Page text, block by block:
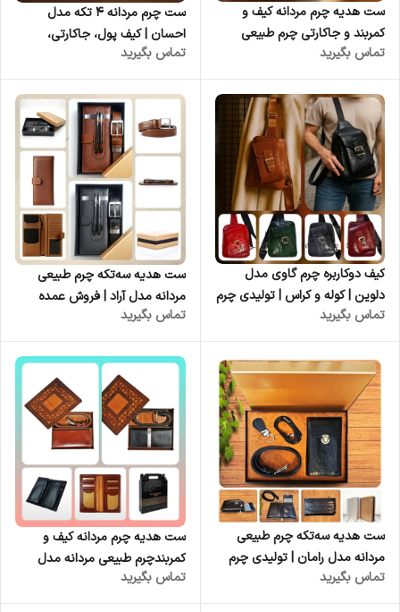
ست هدیه چرم مردانه کیف و
کمربند و جاکارتی چرم طبیعی
مردانه مدل باربد| تولیدی چرم
کوروش | فروش عمده | ست
مدیریتی چرمی لوکس عمده
تماس بگیرید
ست چرم مردانه ۴ تکه مدل
احسان | کیف پول، جاکارتی،
کمربند و جاکلیدی | چرم کوروش
تماس بگیرید
کیف دوکاربره چرم گاوی مدل
دلوین | کوله و کراس | تولیدی چرم
کوروش
تماس بگیرید
ست هدیه سه‌تکه چرم طبیعی
مردانه مدل آراد | فروش عمده
تولیدی چرم کوروش
تماس بگیرید
ست هدیه سه‌تکه چرم طبیعی
مردانه مدل رامان | تولیدی چرم
کوروش | فروش عمده | ست
مدیریتی چرمی لوکس عمده
تماس بگیرید
ست هدیه چرم مردانه کیف و
کمربندچرم طبیعی مردانه مدل
برزو | تولیدی چرم کوروش | فروش
عمده | ست مدیریتی چرمی لوکس
تماس بگیرید